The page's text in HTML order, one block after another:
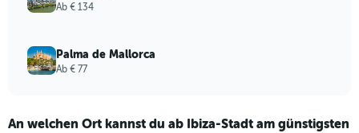
Ab € 134
Palma de Mallorca
Ab € 77
An welchen Ort kannst du ab Ibiza-Stadt am günstigsten